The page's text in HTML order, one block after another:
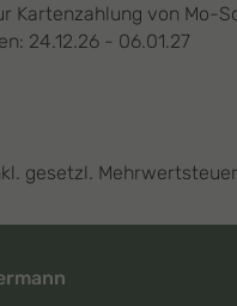
Kartenzahlung von Mo-
24.12.26 - 06.01.27
gesetzl.